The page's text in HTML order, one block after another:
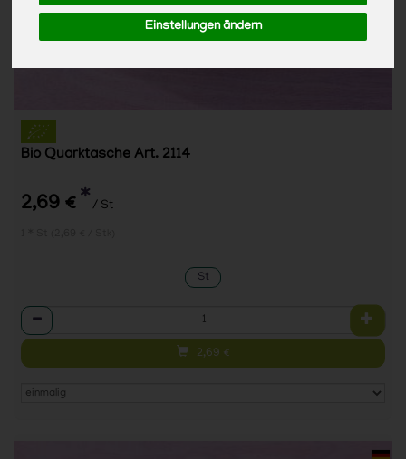
Einstellungen ändern
Bio Quarktasche Art. 2114
2,69 € * / St
St
Anzahl
2,69 €